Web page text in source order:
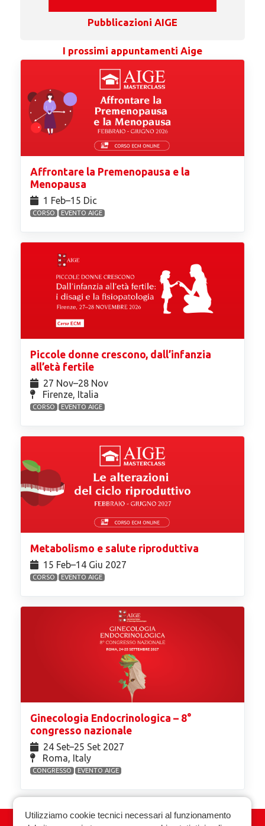
Pubblicazioni AIGE
I prossimi appuntamenti Aige
Affrontare la Premenopausa e la
Menopausa
1 Feb⁠–15 Dic
CORSO EVENTO AIGE
Piccole donne crescono, dall’infanzia
all’età fertile
27 Nov⁠–28 Nov
Firenze, Italia
CORSO EVENTO AIGE
Metabolismo e salute riproduttiva
15 Feb⁠–14 Giu 2027
CORSO EVENTO AIGE
Ginecologia Endocrinologica – 8°
congresso nazionale
24 Set⁠–25 Set 2027
Roma, Italy
CONGRESSO EVENTO AIGE
Utilizziamo cookie tecnici necessari al funzionamento